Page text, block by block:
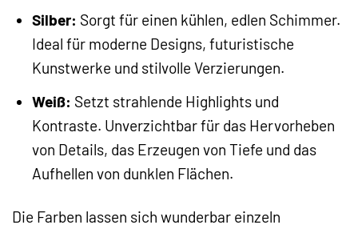
Silber: Sorgt für einen kühlen, edlen Schimmer.
Ideal für moderne Designs, futuristische
Kunstwerke und stilvolle Verzierungen.
Weiß: Setzt strahlende Highlights und
Kontraste. Unverzichtbar für das Hervorheben
von Details, das Erzeugen von Tiefe und das
Aufhellen von dunklen Flächen.
Die Farben lassen sich wunderbar einzeln